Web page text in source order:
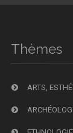
Thèmes
ARTS,